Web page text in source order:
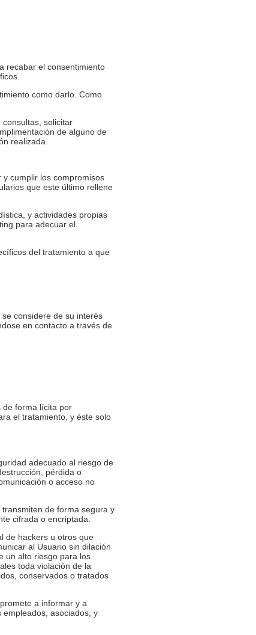
recabar el consentimiento
como darlo. Como
solicitar
de alguno de
realizada.
cumplir los compromisos
que este último rellene
y actividades propias
para adecuar el
del tratamiento a que
considere de su interés
en contacto a través de
de forma lícita por
el tratamiento, y éste solo
adecuado al riesgo de
pérdida o
o acceso no
de forma segura y
cifrada o encriptada.
de hackers u otros que
al Usuario sin dilación
un alto riesgo para los
toda violación de la
conservados o tratados
a informar y a
asociados, y